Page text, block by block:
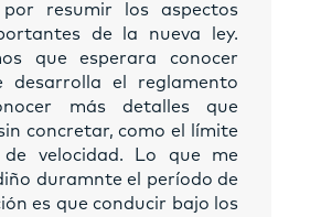
por resumir los aspectos
de la nueva ley.
que esperara conocer
desarrolla el reglamento
más detalles que
concretar, como el límite
de velocidad. Lo que me
duramnte el período de
es que conducir bajo los